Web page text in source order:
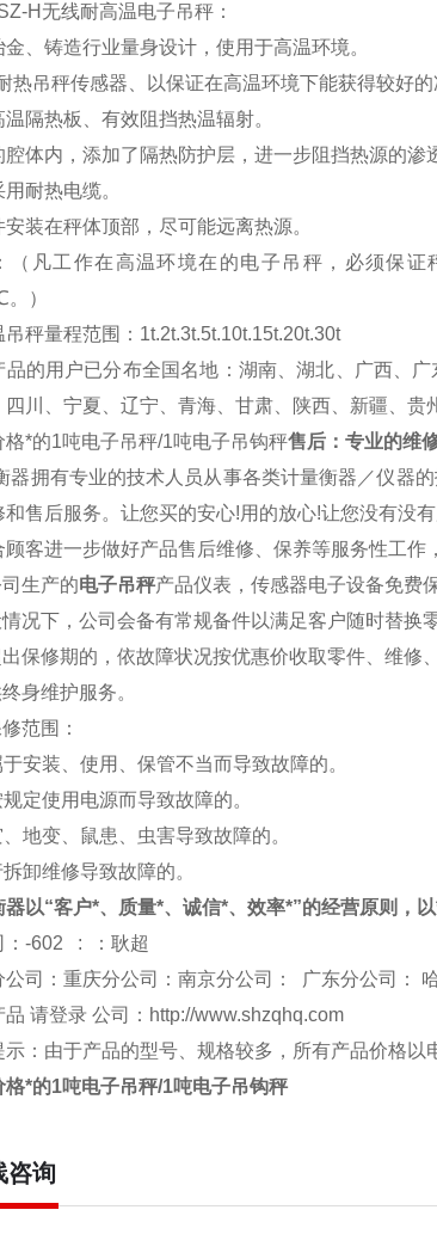
H 无线耐高温电子吊秤：
金、铸造行业量身设计，使用于高温环境。
热吊秤传感器、以保证在高温环境下能获得较好的
温隔热板、有效阻挡热温辐射。
腔体内，添加了隔热防护层，进一步阻挡热源的渗
耐热电缆。
安装在秤体顶部，尽可能远离热源。
（凡工作在高温环境在的电子吊秤，必须保
）
吊秤量程范围：1t.2t.3t.5t.10t.15t.20t.30t
品的用户已分布全国名地 ：湖南、湖北、广西、
四川、宁夏、辽宁、青海、甘肃、陕西、新疆、贵
格*的1吨电子吊秤/1吨电子吊钩秤售后：专业的维
器拥有专业的技术人员从事各类计量衡器／仪器
和售后服务。让您买的安心!用的放心!让您没有没
顾客进一步做好产品售后维修、保养等服务性工作
生产的电子吊秤产品仪表，传感器电子设备免费
况下，公司会备有常规备件以满足客户随时替换
保修期的，依故障状况按优惠价收取零件、维修
身维护服务。
范围：
安装、使用、保管不当而导致故障的。
定使用电源而导致故障的。
地变、鼠患、虫害导致故障的。
卸维修导致故障的。
器以“客户*、质量*、诚信*、效率*”的经营原则，
：-602 : ：耿超
公司：重庆分公司：南京分公司： 广东分公司：
请登录 公司： http://www.shzqhq.com
示：由于产品的型号、规格较多，所有产品价格以
格*的1吨电子吊秤/1吨电子吊钩秤
咨询